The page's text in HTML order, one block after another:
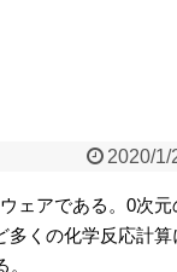
2020/1/
ェアである。0次
くの化学反応計算